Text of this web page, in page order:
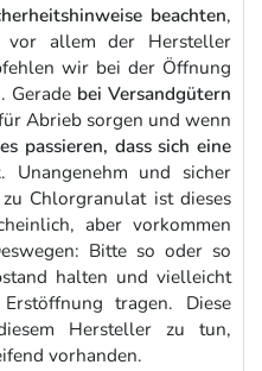
beachten,
vor allem der Hersteller
wir bei der Öffnung
Gerade bei Versandgütern
Abrieb sorgen und wenn
passieren, dass sich eine
. Unangenehm und sicher
Chlorgranulat ist dieses
aber vorkommen
Bitte so oder so
halten und vielleicht
tragen. Diese
Hersteller zu tun,
vorhanden.